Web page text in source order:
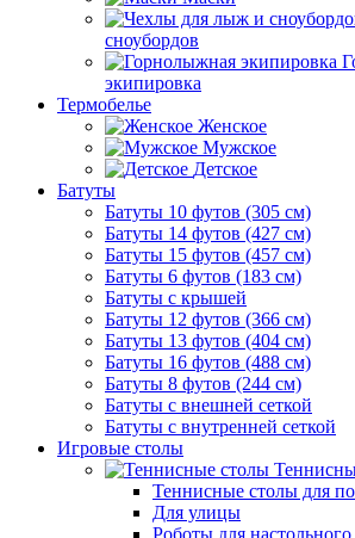
сноубордов
экипировка
Термобелье
Женское
Мужское
Детское
Батуты
Батуты 10 футов (305 см)
Батуты 14 футов (427 см)
Батуты 15 футов (457 см)
Батуты 6 футов (183 см)
Батуты с крышей
Батуты 12 футов (366 см)
Батуты 13 футов (404 см)
Батуты 16 футов (488 см)
Батуты 8 футов (244 см)
Батуты с внешней сеткой
Батуты с внутренней сеткой
Игровые столы
Теннисные столы для
Для улицы
Роботы для настольного